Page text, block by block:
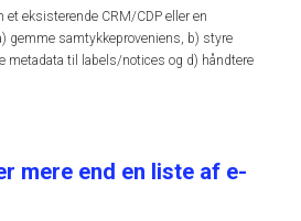
et eksisterende CRM/CDP eller en
gemme samtykkeproveniens, b) styre
metadata til labels/notices og d) håndtere
mere end en liste af e-